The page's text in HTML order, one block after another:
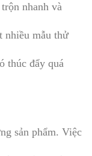
nhanh và
nhiều mẫu thử
thúc đẩy quá
sản phẩm. Việc